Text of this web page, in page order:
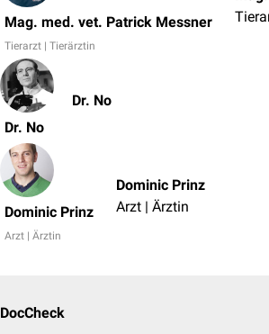
Mag. med. vet. Patrick Messner
Tierarzt | Tierärztin
Dr. No
Dr. No
Dominic Prinz
Arzt | Ärztin
Dominic Prinz
Arzt | Ärztin
DocCheck